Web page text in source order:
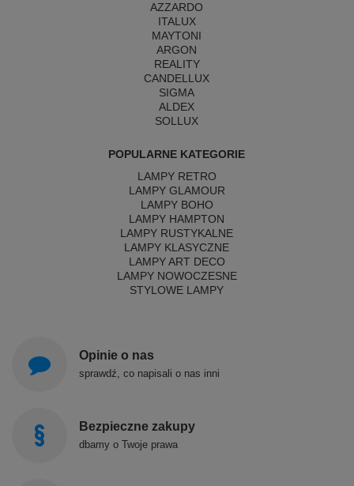
AZZARDO
ITALUX
MAYTONI
ARGON
REALITY
CANDELLUX
SIGMA
ALDEX
SOLLUX
POPULARNE KATEGORIE
LAMPY RETRO
LAMPY GLAMOUR
LAMPY BOHO
LAMPY HAMPTON
LAMPY RUSTYKALNE
LAMPY KLASYCZNE
LAMPY ART DECO
LAMPY NOWOCZESNE
STYLOWE LAMPY
Opinie o nas
sprawdź, co napisali o nas inni
Bezpieczne zakupy
dbamy o Twoje prawa